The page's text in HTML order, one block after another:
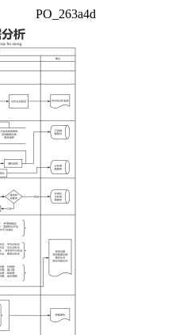
PO_263a4d